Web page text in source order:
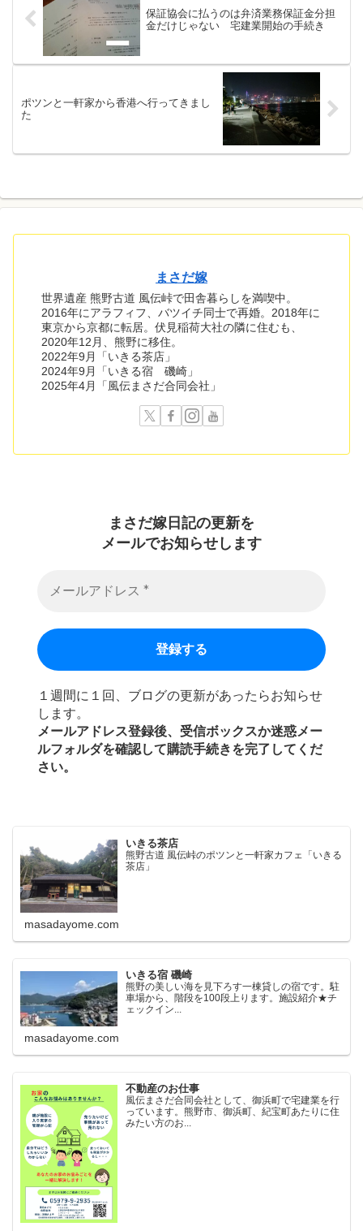
保証協会に払うのは弁済業務保証金分担
金だけじゃない 宅建業開始の手続き
ポツンと一軒家から香港へ行ってきまし
た
まさだ嫁
世界遺産 熊野古道 風伝峠で田舎暮らしを満喫中。
2016年にアラフィフ、バツイチ同士で再婚。2018年に
東京から京都に転居。伏見稲荷大社の隣に住むも、
2020年12月、熊野に移住。
2022年9月「いきる茶店」
2024年9月「いきる宿 磯崎」
2025年4月「風伝まさだ合同会社」
まさだ嫁日記の更新を
メールでお知らせします
１週間に１回、ブログの更新があったらお知らせ
します。
メールアドレス登録後、受信ボックスか迷惑メー
ルフォルダを確認して購読手続きを完了してくだ
さい。
いきる茶店
熊野古道 風伝峠のポツンと一軒家カフェ「いきる
茶店」
masadayome.com
いきる宿 磯崎
熊野の美しい海を見下ろす一棟貸しの宿です。駐
車場から、階段を100段上ります。施設紹介★チ
ェックイン...
masadayome.com
不動産のお仕事
風伝まさだ合同会社として、御浜町で宅建業を行
っています。熊野市、御浜町、紀宝町あたりに住
みたい方のお...